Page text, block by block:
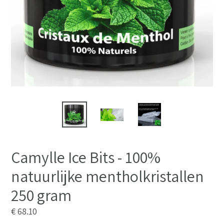
Camylle Ice Bits - 100%
natuurlijke mentholkristallen
250 gram
Normale
€ 68.10